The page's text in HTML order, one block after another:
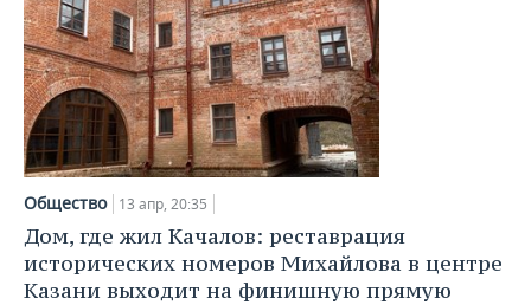
Общество 13 апр, 20:35
Дом, где жил Качалов: реставрация
исторических номеров Михайлова в центре
Казани выходит на финишную прямую